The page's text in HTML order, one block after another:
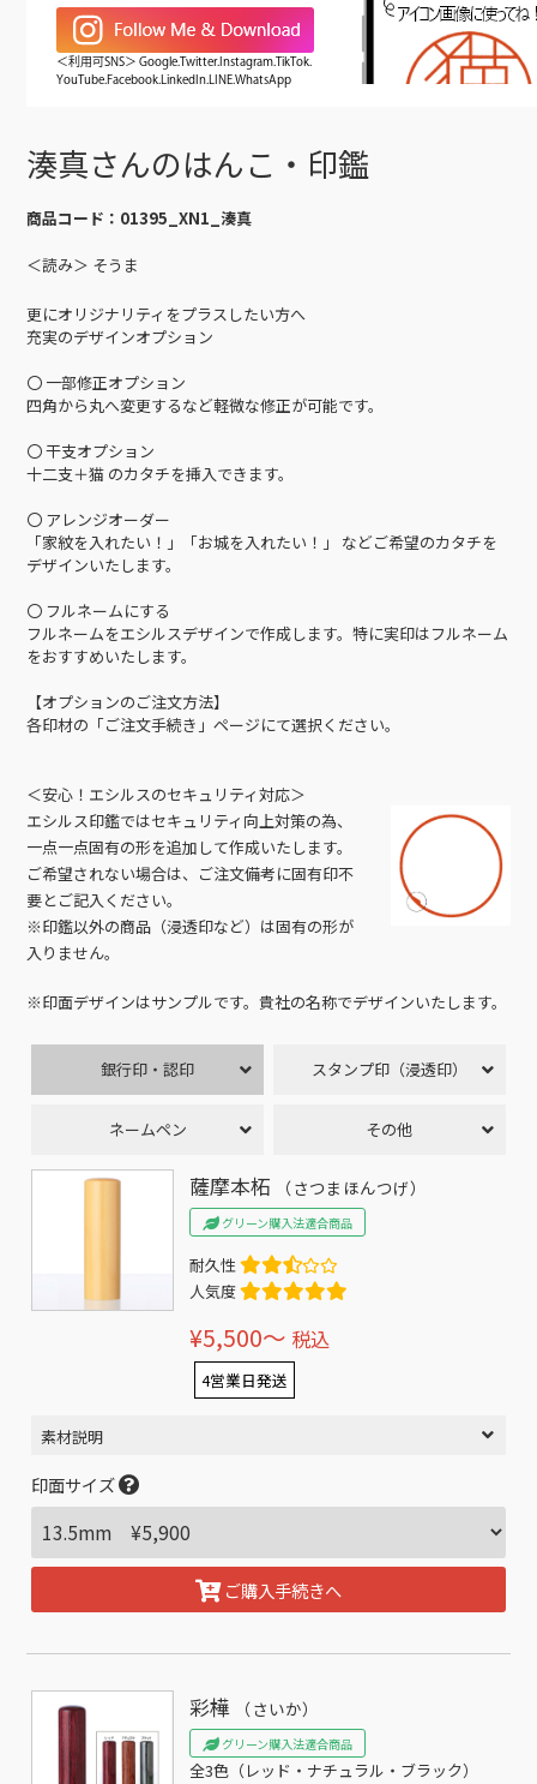
＜利用可SNS＞ Google.Twitter.Instagram.TikTok.
YouTube.Facebook.LinkedIn.LINE.WhatsApp
湊真さんのはんこ・印鑑
商品コード： 01395_XN1_湊真
＜読み＞ そうま
更にオリジナリティをプラスしたい方へ
充実のデザインオプション
〇 一部修正オプション
四角から丸へ変更するなど軽微な修正が可能です。
〇 干支オプション
十二支＋猫 のカタチを挿入できます。
〇 アレンジオーダー
「家紋を入れたい！」「お城を入れたい！」 などご希望のカタチを
デザインいたします。
〇 フルネームにする
フルネームをエシルスデザインで作成します。特に実印はフルネーム
をおすすめいたします。
【オプションのご注文方法】
各印材の「ご注文手続き」ページにて選択ください。
＜安心！エシルスのセキュリティ対応＞
エシルス印鑑ではセキュリティ向上対策の為、
一点一点固有の形を追加して作成いたします。
ご希望されない場合は、ご注文備考に固有印不
要とご記入ください。
※印鑑以外の商品（浸透印など）は固有の形が
入りません。
※印面デザインはサンプルです。貴社の名称でデザインいたします。
銀行印・認印 スタンプ印（浸透印）
ネームペン その他
薩摩本柘 （さつまほんつげ）
グリーン購入法適合商品
耐久性
人気度
¥5,500〜 税込
4営業日発送
素材説明
印面サイズ
ご購入手続きへ
彩樺 （さいか）
グリーン購入法適合商品
全3色（レッド・ナチュラル・ブラック）